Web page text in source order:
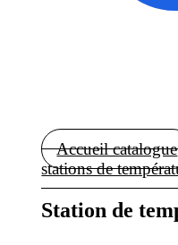
Accueil catalogue
stations de
Station de